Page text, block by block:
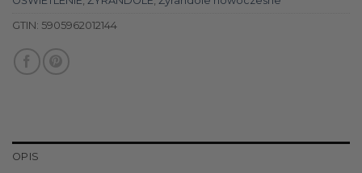
GTIN: 5905962012144
OPIS